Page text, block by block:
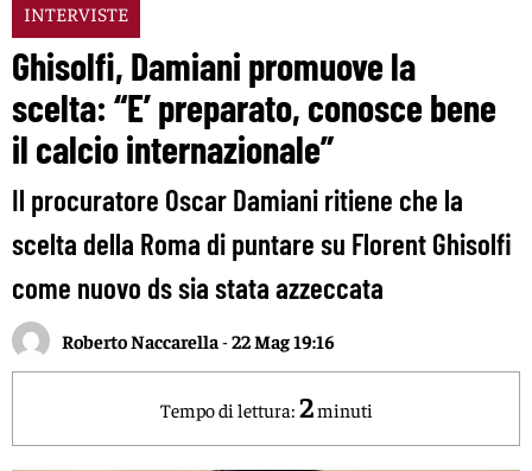
INTERVISTE
Ghisolfi, Damiani promuove la
scelta: “E’ preparato, conosce bene
il calcio internazionale”
Il procuratore Oscar Damiani ritiene che la
scelta della Roma di puntare su Florent Ghisolfi
come nuovo ds sia stata azzeccata
Roberto Naccarella -22 Mag 19:16
Tempo di lettura: 2minuti